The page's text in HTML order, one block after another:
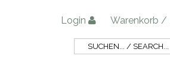
Login Warenkorb /